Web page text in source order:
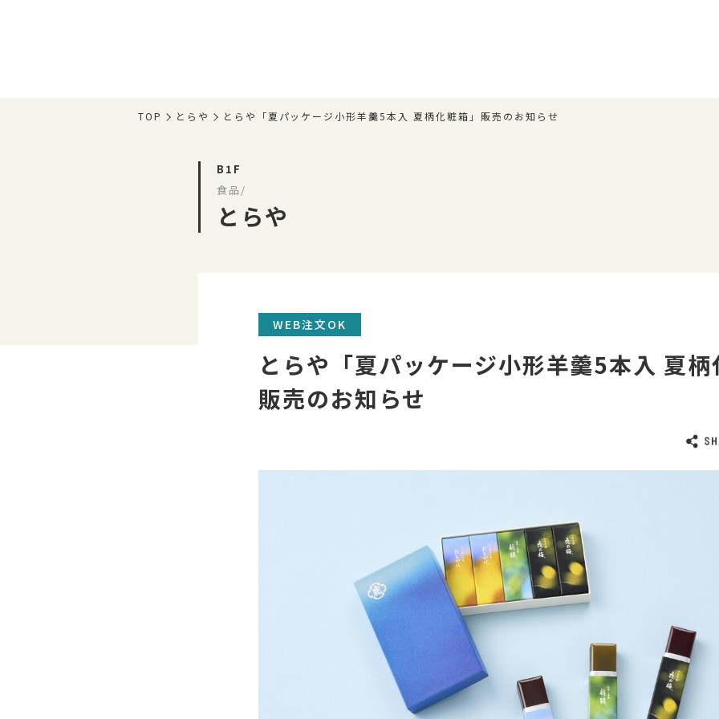
TOP とらや とらや「夏パッケージ小形羊羹5本入 夏柄化粧箱」販売のお知らせ
B1F
食品/
とらや
WEB注文OK
とらや「夏パッケージ小形羊羹5本入 夏
販売のお知らせ